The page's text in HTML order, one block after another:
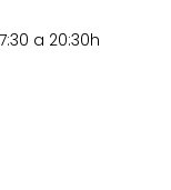
a 20:30h